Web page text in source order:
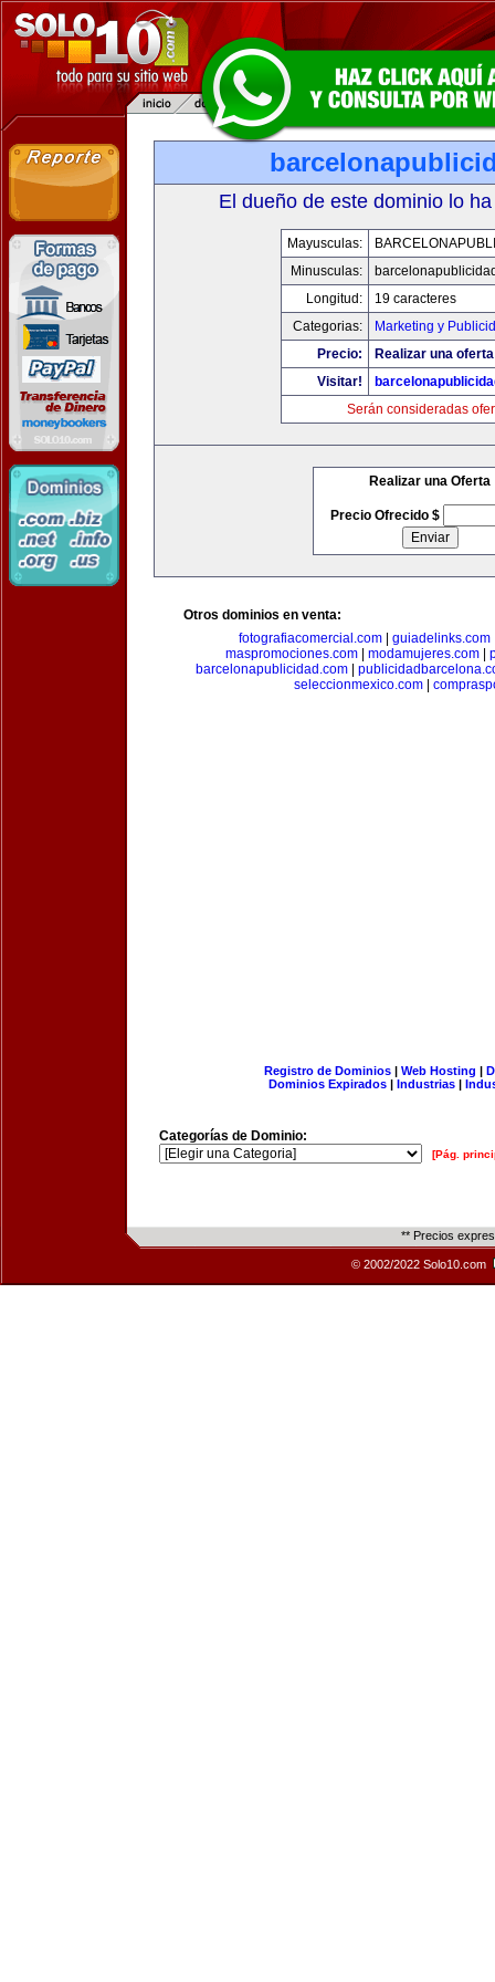
El dueño de este dominio lo
Mayusculas:
Minusculas:
Longitud:
19 caracteres
Categorias:
Marketing y
Precio:
Realizar una
Visitar!
Serán consideradas
Realizar una Oferta
Precio Ofrecido $
Otros dominios en venta:
fotografiacomercial.com
guiadelinks.com
maspromociones.com
modamujeres.com
barcelonapublicidad.com|
seleccionmexico.com
Registro de Dominios| Web Hosting |
Dominios Expirados | Industrias |
Categorías de Dominio:
[Pág.
** Precios
© 2002/2022 Solo10.com